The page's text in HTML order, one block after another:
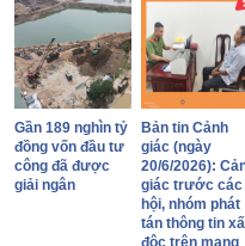
Gần 189 nghìn tỷ
đồng vốn đầu tư
công đã được
giải ngân
Bản tin Cảnh
giác (ngày
20/6/2026):
giác trước các
hội, nhóm phát
tán thông tin
độc trên mạng